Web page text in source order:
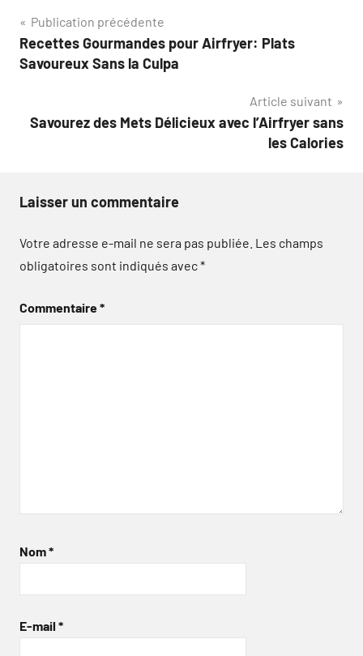
Navigation
de
Publication précédente
Recettes Gourmandes pour Airfryer: Plats
Savoureux Sans la Culpa
Article suivant
Savourez des Mets Délicieux avec l’Airfryer sans
les Calories
Laisser un commentaire
Votre adresse e-mail ne sera pas publiée. Les champs
obligatoires sont indiqués avec*
Commentaire*
Nom*
E-mail *